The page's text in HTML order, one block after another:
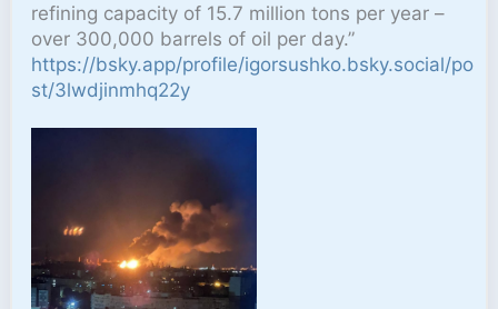
refining capacity of 15.7 million tons per year –
over 300,000 barrels of oil per day.”
https://bsky.app/profile/igorsushko.bsky.social/po
st/3lwdjinmhq22y